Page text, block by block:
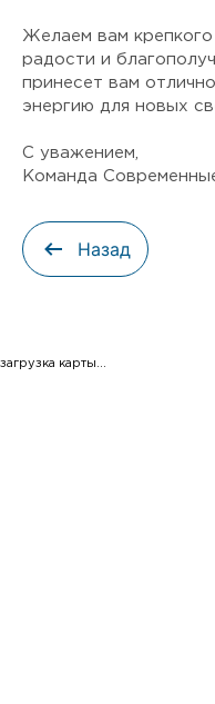
Желаем вам крепкого
радости и
принесет вам
энергию для новых
С уважением,
Команда
Назад
загрузка карты...